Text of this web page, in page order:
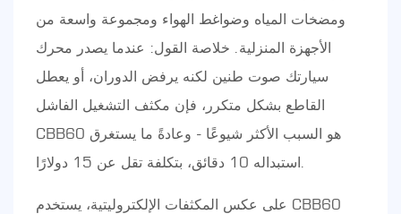
ومضخات المياه وضواغط الهواء ومجموعة واسعة من
الأجهزة المنزلية. خلاصة القول: عندما يصدر محرك
سيارتك صوت طنين لكنه يرفض الدوران، أو يعطل
القاطع بشكل متكرر، فإن مكثف التشغيل الفاشل
CBB60 هو السبب الأكثر شيوعًا - وعادةً ما يستغرق
استبداله 10 دقائق، بتكلفة تقل عن 15 دولارًا.
على عكس المكثفات الإلكتروليتية، يستخدم CBB60